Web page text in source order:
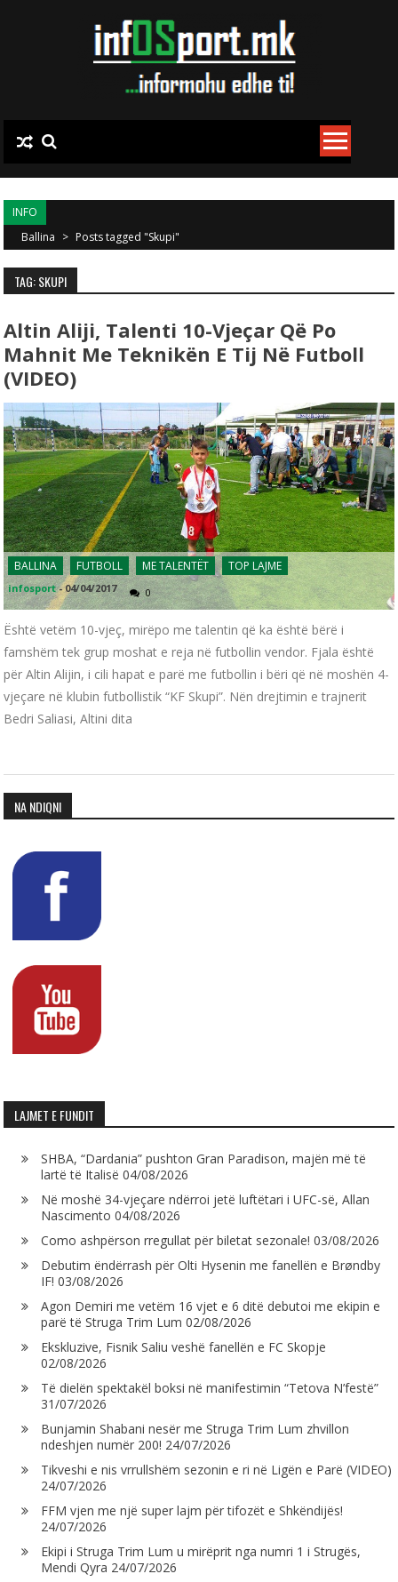
INFO
Ballina > Posts tagged "Skupi"
TAG: SKUPI
Altin Aliji, Talenti 10-Vjeçar Që Po
Mahnit Me Teknikën E Tij Në Futboll
(VIDEO)
BALLINA FUTBOLL ME TALENTËT TOP LAJME
infosport -04/04/2017 0
Është vetëm 10-vjeç, mirëpo me talentin që ka është bërë i
famshëm tek grup moshat e reja në futbollin vendor. Fjala është
për Altin Alijin, i cili hapat e parë me futbollin i bëri që në moshën 4-
vjeçare në klubin futbollistik “KF Skupi”. Nën drejtimin e trajnerit
Bedri Saliasi, Altini dita
NA NDIQNI
LAJMET E FUNDIT
SHBA, “Dardania” pushton Gran Paradison, majën më të
lartë të Italisë 04/08/2026
Në moshë 34-vjeçare ndërroi jetë luftëtari i UFC-së, Allan
Nascimento 04/08/2026
Como ashpërson rregullat për biletat sezonale! 03/08/2026
Debutim ëndërrash për Olti Hysenin me fanellën e Brøndby
IF! 03/08/2026
Agon Demiri me vetëm 16 vjet e 6 ditë debutoi me ekipin e
parë të Struga Trim Lum 02/08/2026
Ekskluzive, Fisnik Saliu veshë fanellën e FC Skopje
02/08/2026
Të dielën spektakël boksi në manifestimin “Tetova N’festë”
31/07/2026
Bunjamin Shabani nesër me Struga Trim Lum zhvillon
ndeshjen numër 200! 24/07/2026
Tikveshi e nis vrrullshëm sezonin e ri në Ligën e Parë (VIDEO)
24/07/2026
FFM vjen me një super lajm për tifozët e Shkëndijës!
24/07/2026
Ekipi i Struga Trim Lum u mirëprit nga numri 1 i Strugës,
Mendi Qyra 24/07/2026